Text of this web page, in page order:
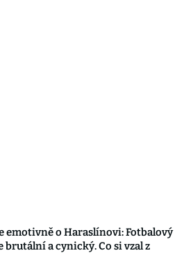
emotivně o Haraslínovi: Fotbalový
brutální a cynický. Co si vzal z